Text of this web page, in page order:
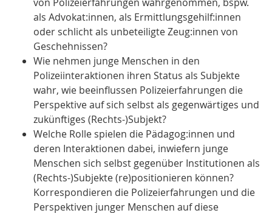
als Advokat:innen, als Ermittlungsgehilf:innen
oder schlicht als unbeteiligte Zeug:innen von
Geschehnissen?
Wie nehmen junge Menschen in den
Polizeiinteraktionen ihren Status als Subjekte
wahr, wie beeinflussen Polizeierfahrungen die
Perspektive auf sich selbst als gegenwärtiges und
zukünftiges (Rechts-)Subjekt?
Welche Rolle spielen die Pädagog:innen und
deren Interaktionen dabei, inwiefern junge
Menschen sich selbst gegenüber Institutionen als
(Rechts-)Subjekte (re)positionieren können?
Korrespondieren die Polizeierfahrungen und die
Perspektiven junger Menschen auf diese